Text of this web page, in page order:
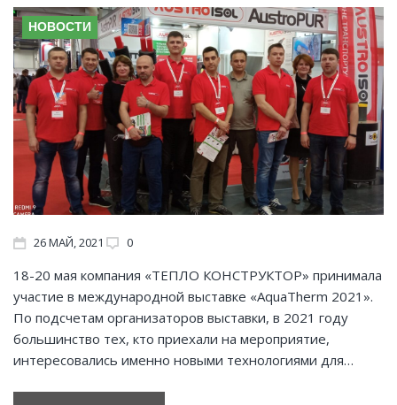
НОВОСТИ
26МАЙ, 2021 0
18-20 мая компания «ТЕПЛО КОНСТРУКТОР» принимала
участие в международной выставке «AquaTherm 2021».
По подсчетам организаторов выставки, в 2021 году
большинство тех, кто приехали на мероприятие,
интересовались именно новыми технологиями для…